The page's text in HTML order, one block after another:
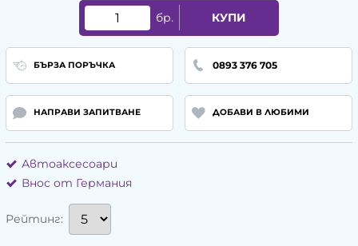
бр. КУПИ
БЪРЗА ПОРЪЧКА 0893 376 705
НАПРАВИ ЗАПИТВАНЕ ДОБАВИ В ЛЮБИМИ
Автоаксесоари
Внос от Германия
Рейтинг: